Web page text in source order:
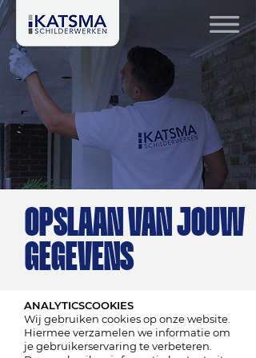
OPSLAAN VAN JOUW
GEGEVENS
ANALYTICSCOOKIES
Wij gebruiken cookies op onze website.
Hiermee verzamelen we informatie om
je gebruikerservaring te verbeteren.